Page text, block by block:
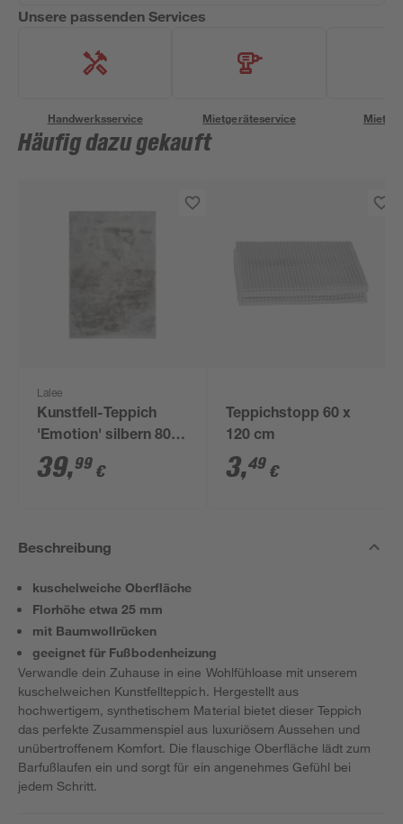
Unsere passenden Services
Handwerksservice Mietgeräteservice
Häufig dazu gekauft
Lalee
Kunstfell-Teppich
'Emotion' silbern 80 x
150 cm
39,99 €
Teppichstopp 60 x
120 cm
3,49 €
Beschreibung
kuschelweiche Oberfläche
Florhöhe etwa 25 mm
mit Baumwollrücken
geeignet für Fußbodenheizung
Verwandle dein Zuhause in eine Wohlfühloase mit unserem
kuschelweichen Kunstfellteppich. Hergestellt aus
hochwertigem, synthetischem Material bietet dieser Teppich
das perfekte Zusammenspiel aus luxuriösem Aussehen und
unübertroffenem Komfort. Die flauschige Oberfläche lädt zum
Barfußlaufen ein und sorgt für ein angenehmes Gefühl bei
jedem Schritt.